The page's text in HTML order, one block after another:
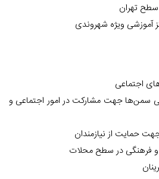
سطح تهران
آموزشی ویژه شهروندی
اجتماعی
سمن‌ها جهت مشارکت در امور اجتماعی و
حمایت از نیازمندان
فرهنگی در سطح محلات